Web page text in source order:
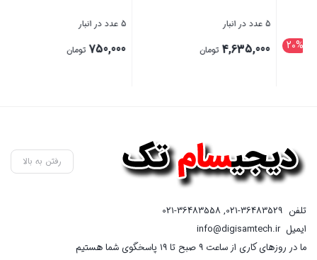
4,635,000 تومان 750,000 تومان
رفتن به بالا
تلفن 021-36483529
,
021-36483558
ایمیلinfo@digisamtech.ir
ما در روزهای کاری از ساعت ۹ صبح تا ۱۹ پاسخگوی شما هستیم